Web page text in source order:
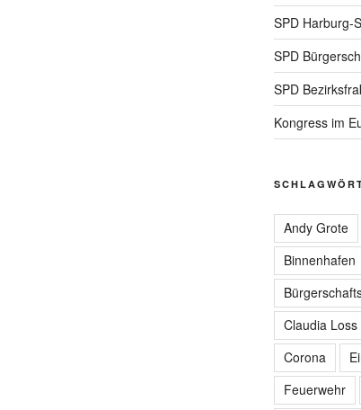
SPD Harburg-
SPD
SPD
Kongress im
Andy Grote
Binnenhafen
Claudia Loss
Corona
Feuerwehr